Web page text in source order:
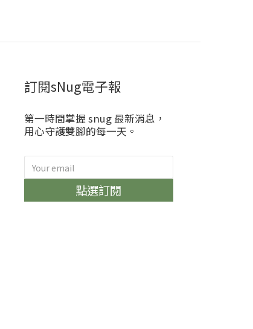
訂閱sNug電子報
第一時間掌握 snug 最新消息，
用心守護雙腳的每一天。
點選訂閱